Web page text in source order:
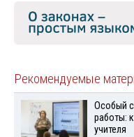
Рекомендуемые
Особый
работы:
учителя